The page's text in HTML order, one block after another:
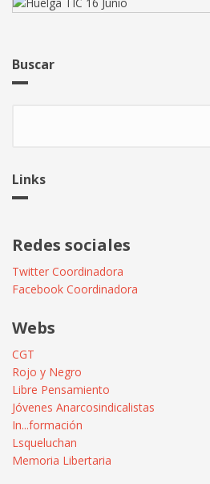
Buscar
Links
Redes sociales
Twitter Coordinadora
Facebook Coordinadora
Webs
CGT
Rojo y Negro
Libre Pensamiento
Jóvenes Anarcosindicalistas
In...formación
Lsqueluchan
Memoria Libertaria